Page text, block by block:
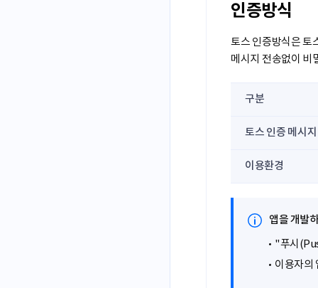
인증방식
토스 인증방식은 토
메시지 전송없이 비
구분
토스 인증 메시지
이용환경
앱을 개발
"푸시
이용자의